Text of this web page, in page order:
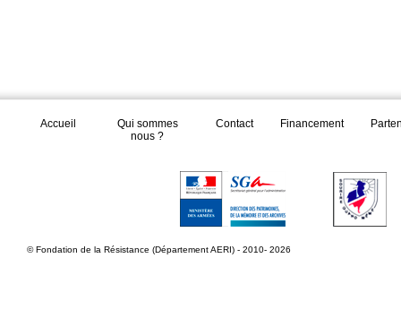
Accueil
Qui sommes
nous ?
Contact Financement
© Fondation de la Résistance (Département AERI) - 2010- 2026